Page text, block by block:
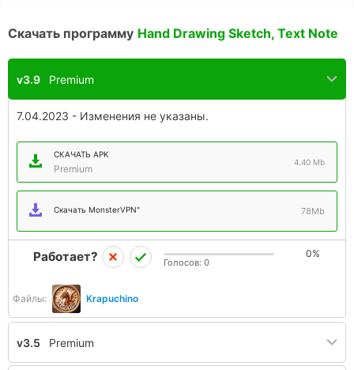
Скачать программу Hand Drawing Sketch, Text Note
v3.9 Premium
7.04.2023 - Изменения не указаны.
СКАЧАТЬ APK
Premium
4.40 Mb
Скачать MonsterVPN" 78Mb
Файлы: Krapuchino
Работает? 0%
Голосов: 0
v3.5 Premium